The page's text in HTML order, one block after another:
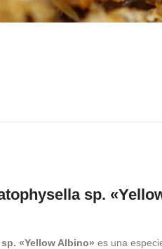
sp.
«Yellow Albino» es una